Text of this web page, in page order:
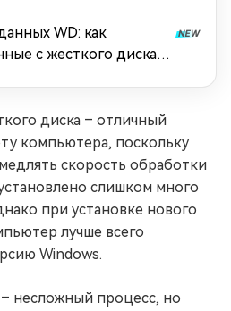
WD: как
с жесткого диска
диска – отличный
компьютера, поскольку
скорость обработки
слишком много
при установке нового
лучше всего
Windows.
– несложный процесс, но